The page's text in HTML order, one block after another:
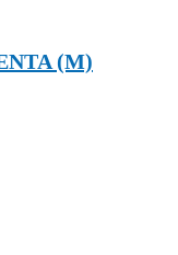
(M)